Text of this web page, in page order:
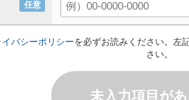
任意
バシーポリシーを必ずお読みください。左
さい。
未入力項目が